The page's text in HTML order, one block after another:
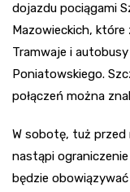
dojazdu pociągami
Mazowieckich,
Tramwaje i
Poniatowskiego.
połączeń można
W sobotę, tuż przed
nastąpi ograniczenie
będzie